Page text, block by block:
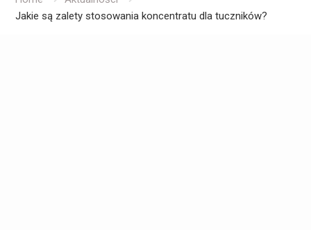
Jakie są zalety stosowania koncentratu dla tuczników?